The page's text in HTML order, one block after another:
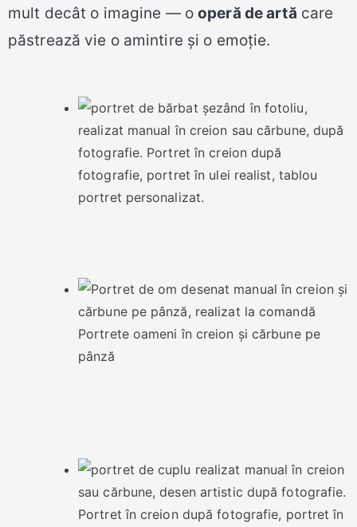
mult decât o imagine — ooperă de artă care
păstrează vie o amintire și o emoție.